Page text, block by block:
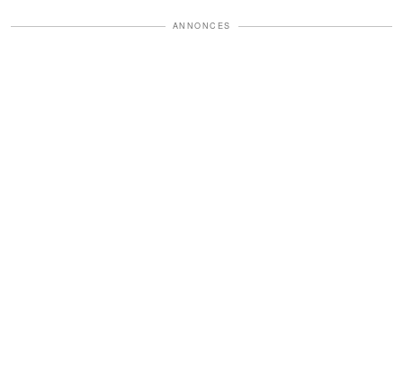
ANNONCES